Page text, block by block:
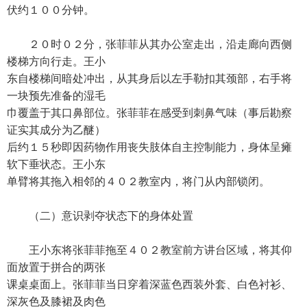
伏约１００分钟。
２０时０２分，张菲菲从其办公室走出，沿走廊向西侧
楼梯方向行走。王小
东自楼梯间暗处冲出，从其身后以左手勒扣其颈部，右手将
一块预先准备的湿毛
巾覆盖于其口鼻部位。张菲菲在感受到刺鼻气味（事后勘察
证实其成分为乙醚）
后约１５秒即因药物作用丧失肢体自主控制能力，身体呈瘫
软下垂状态。王小东
单臂将其拖入相邻的４０２教室内，将门从内部锁闭。
（二）意识剥夺状态下的身体处置
王小东将张菲菲拖至４０２教室前方讲台区域，将其仰
面放置于拼合的两张
课桌桌面上。张菲菲当日穿着深蓝色西装外套、白色衬衫、
深灰色及膝裙及肉色